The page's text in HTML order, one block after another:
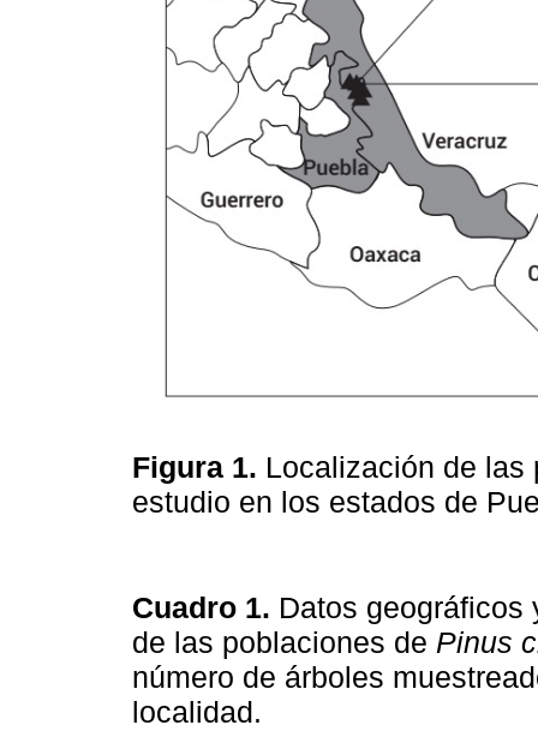
Figura 1. Localización de
estudio en los estados de
Cuadro 1. Datos geográficos
de las poblaciones de Pinus
número de árboles
localidad.